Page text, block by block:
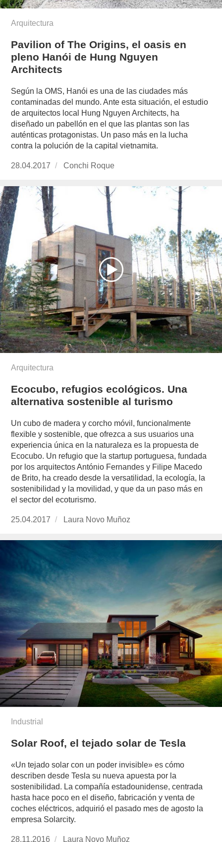
Arquitectura
Pavilion of The Origins, el oasis en
pleno Hanói de Hung Nguyen
Architects
Según la OMS, Hanói es una de las ciudades más
contaminadas del mundo. Ante esta situación, el estudio
de arquitectos local Hung Nguyen Architects, ha
diseñado un pabellón en el que las plantas son las
auténticas protagonistas. Un paso más en la lucha
contra la polución de la capital vietnamita.
Publicado
28.04.2017
https://www.experimenta.es/author/conchi-
Conchi Roque
Arquitectura
Ecocubo, refugios ecológicos. Una
alternativa sostenible al turismo
Un cubo de madera y corcho móvil, funcionalmente
flexible y sostenible, que ofrezca a sus usuarios una
experiencia única en la naturaleza es la propuesta de
Ecocubo. Un refugio que la startup portuguesa, fundada
por los arquitectos António Fernandes y Filipe Macedo
de Brito, ha creado desde la versatilidad, la ecología, la
sostenibilidad y la movilidad, y que da un paso más en
el sector del ecoturismo.
Publicado
25.04.2017
https://www.experimenta.es/author/laura-
Laura Novo Muñoz
Industrial
Solar Roof, el tejado solar de Tesla
«Un tejado solar con un poder invisible» es cómo
describen desde Tesla su nueva apuesta por la
sostenibilidad. La compañía estadounidense, centrada
hasta hace poco en el diseño, fabricación y venta de
coches eléctricos, adquirió el pasado mes de agosto la
empresa Solarcity.
Publicado
28.11.2016 https://www.experimenta.es/author/laura-
Laura Novo Muñoz